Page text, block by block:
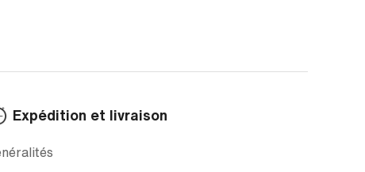
Expédition et livraison